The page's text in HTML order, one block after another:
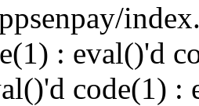
: eval()'d
code(1) :